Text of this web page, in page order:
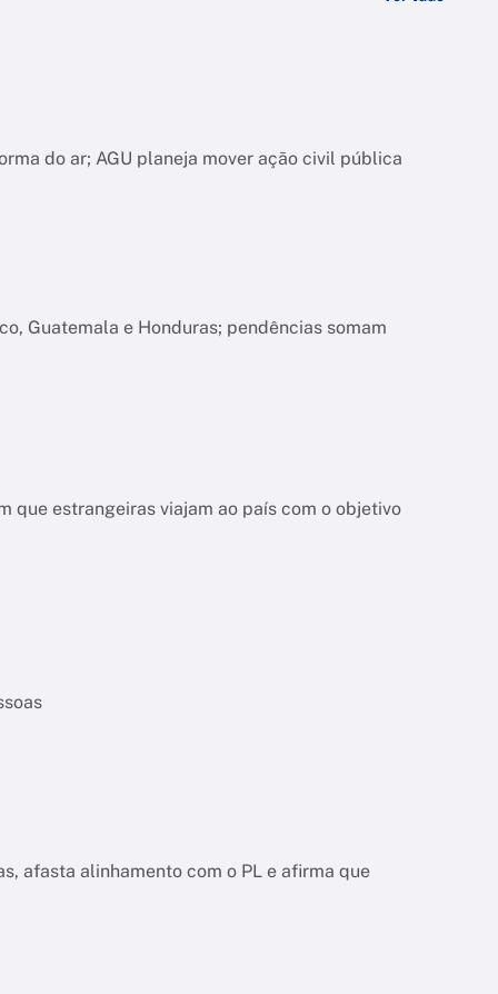
do ar; AGU planeja mover ação civil pública
Guatemala e Honduras; pendências somam
que estrangeiras viajam ao país com o objetivo
afasta alinhamento com o PL e afirma que